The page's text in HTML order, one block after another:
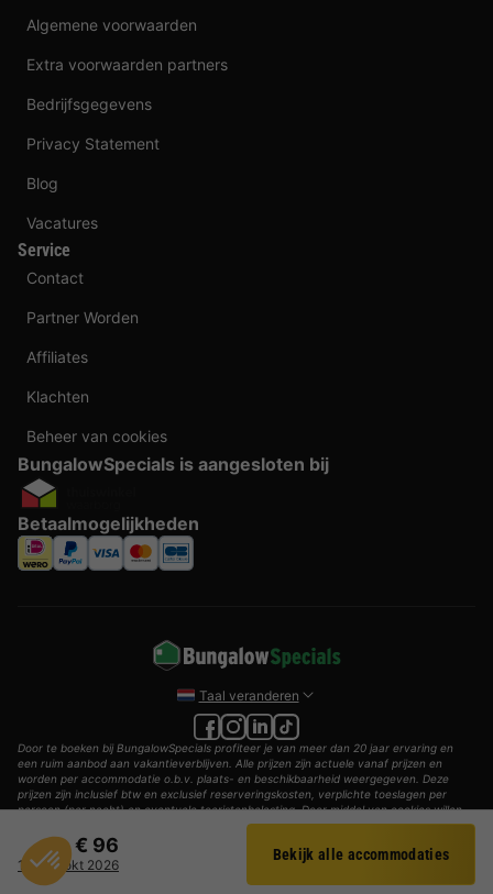
Filter
€ 96
13 - 15 okt 2026
Bekijk alle accommodaties
Algemene voorwaarden
Extra voorwaarden partners
Bedrijfsgegevens
Privacy Statement
Blog
Vacatures
Service
Contact
Partner Worden
Affiliates
Klachten
Beheer van cookies
BungalowSpecials is aangesloten bij
Betaalmogelijkheden
Taal veranderen
Door te boeken bij BungalowSpecials profiteer je van meer dan 20 jaar ervaring en
een ruim aanbod aan vakantieverblijven. Alle prijzen zijn actuele vanaf prijzen en
worden per accommodatie o.b.v. plaats- en beschikbaarheid weergegeven. Deze
prijzen zijn inclusief btw en exclusief reserveringskosten, verplichte toeslagen per
persoon (per nacht) en eventuele toeristenbelasting. Door middel van cookies willen
© 2002 - 2025 AddGuests B.V. Alle rechten voorbehouden.